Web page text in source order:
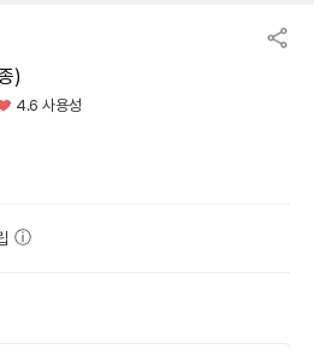
)
4.6 사용성